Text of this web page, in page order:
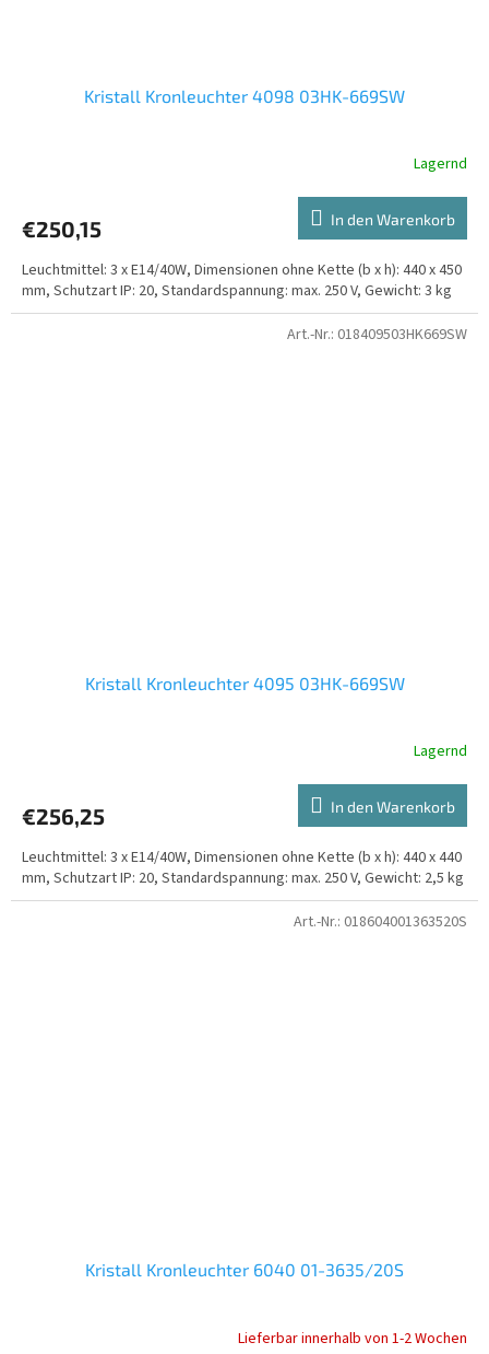
Kristall Kronleuchter 4098 03HK-669SW
Lagernd
€250,15 In den Warenkorb
Leuchtmittel: 3 x E14/40W, Dimensionen ohne Kette (b x h): 440 x 450
mm, Schutzart IP: 20, Standardspannung: max. 250 V, Gewicht: 3 kg
Kristall Kronleuchter 4095 03HK-669SW
Lagernd
€256,25 In den Warenkorb
Leuchtmittel: 3 x E14/40W, Dimensionen ohne Kette (b x h): 440 x 440
mm, Schutzart IP: 20, Standardspannung: max. 250 V, Gewicht: 2,5 kg
Art.-Nr.: 018409503HK669SW
Kristall Kronleuchter 6040 01-3635/20S
Lieferbar innerhalb von 1-2 Wochen
Art.-Nr.: 018604001363520S